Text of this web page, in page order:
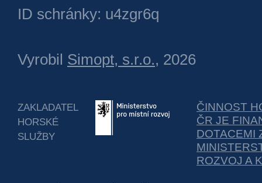
ID schránky: u4zgr6q
Vyrobil Simopt, s.r.o., 2026
ZAKLADATEL
HORSKÉ
SLUŽBY
ČINNOST
ČR JE
DOTACEMI
ROZVOJ A